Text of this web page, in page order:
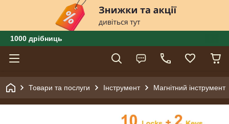
1000 дрібниць
Товари та послуги Інструмент Магнітний інструмент